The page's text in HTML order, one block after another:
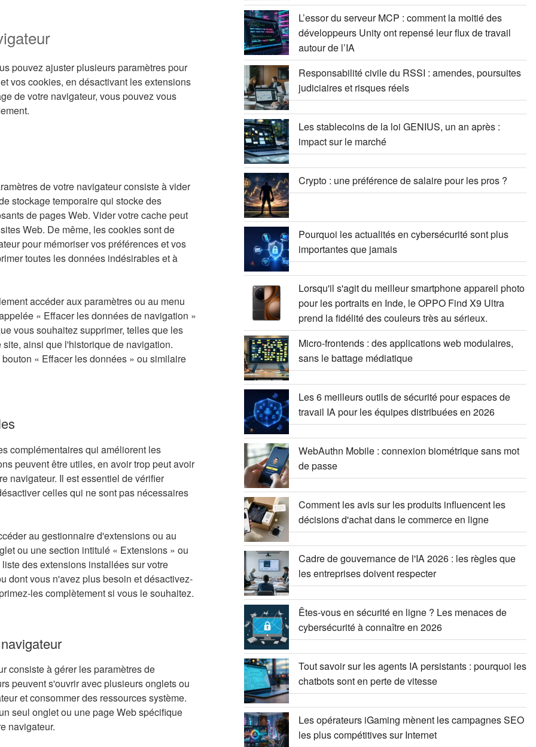
pouvez ajuster plusieurs paramètres pour
vos cookies, en désactivant les extensions
de votre navigateur, vous pouvez vous
de votre navigateur consiste à vider
stockage temporaire qui stocke des
de pages Web. Vider votre cache peut
Web. De même, les cookies sont de
pour mémoriser vos préférences et vos
toutes les données indésirables et à
accéder aux paramètres ou au menu
« Effacer les données de navigation »
vous souhaitez supprimer, telles que les
ainsi que l'historique de navigation.
« Effacer les données » ou similaire
complémentaires qui améliorent les
peuvent être utiles, en avoir trop peut avoir
navigateur. Il est essentiel de vérifier
celles qui ne sont pas nécessaires
au gestionnaire d'extensions ou au
ou une section intitulé « Extensions » ou
des extensions installées sur votre
dont vous n'avez plus besoin et désactivez-
les complètement si vous le souhaitez.
consiste à gérer les paramètres de
peuvent s'ouvrir avec plusieurs onglets ou
et consommer des ressources système.
seul onglet ou une page Web spécifique
navigateur.
L’essor du serveur MCP : comment la moitié des
développeurs Unity ont repensé leur flux de travail
autour de l’IA
Responsabilité civile du RSSI : amendes, poursuites
judiciaires et risques réels
Les stablecoins de la loi GENIUS, un an après :
impact sur le marché
Crypto : une préférence de salaire pour les pros ?
Pourquoi les actualités en cybersécurité sont plus
importantes que jamais
Lorsqu'il s'agit du meilleur smartphone appareil photo
pour les portraits en Inde, le OPPO Find X9 Ultra
prend la fidélité des couleurs très au sérieux.
Micro-frontends : des applications web modulaires,
sans le battage médiatique
Les 6 meilleurs outils de sécurité pour espaces de
travail IA pour les équipes distribuées en 2026
WebAuthn Mobile : connexion biométrique sans mot
de passe
Comment les avis sur les produits influencent les
décisions d'achat dans le commerce en ligne
Cadre de gouvernance de l'IA 2026 : les règles que
les entreprises doivent respecter
Êtes-vous en sécurité en ligne ? Les menaces de
cybersécurité à connaître en 2026
Tout savoir sur les agents IA persistants : pourquoi les
chatbots sont en perte de vitesse
Les opérateurs iGaming mènent les campagnes SEO
les plus compétitives sur Internet